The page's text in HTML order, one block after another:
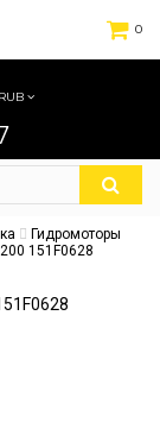
0
RUB
Гидромоторы
151F0628